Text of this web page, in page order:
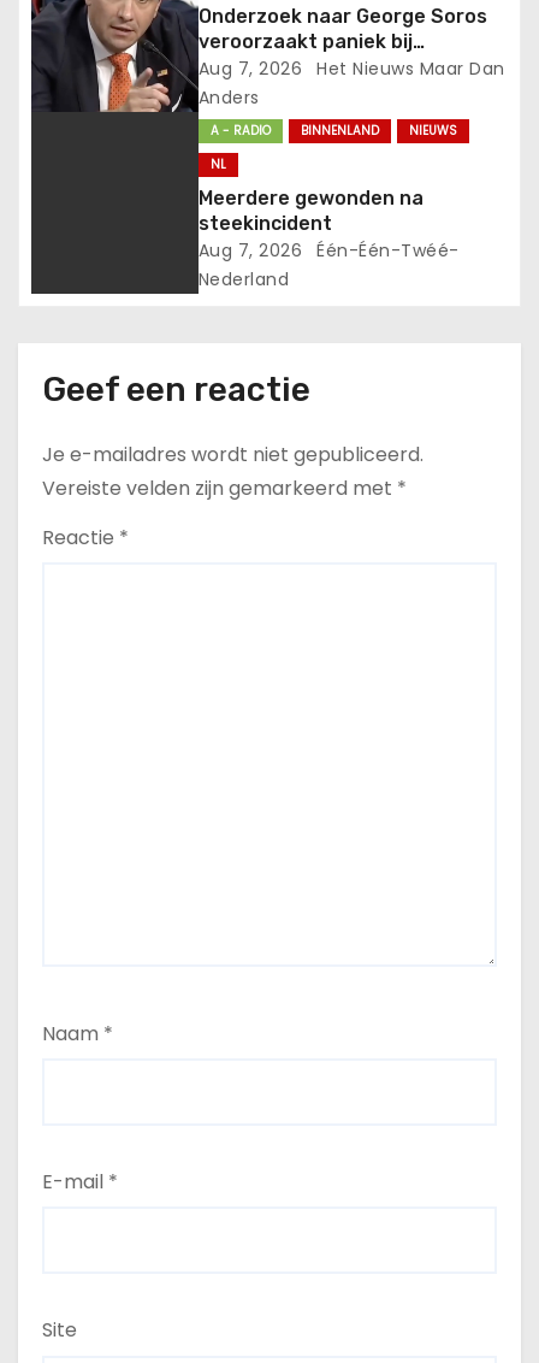
i
e
Onderzoek naar George Soros
veroorzaakt paniek bij
Democraten.
Aug 7, 2026
Het Nieuws Maar Dan
Anders
A - RADIO BINNENLAND
NIEUWS
NL
Meerdere gewonden na
steekincident
Aug 7, 2026
Één-Één-Twéé-
Nederland
Geef een reactie
Je e-mailadres wordt niet gepubliceerd.
Vereiste velden zijn gemarkeerd met *
Reactie *
Naam *
E-mail *
Site